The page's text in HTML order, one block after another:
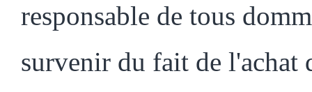
responsable de tous
survenir du fait de l'achat